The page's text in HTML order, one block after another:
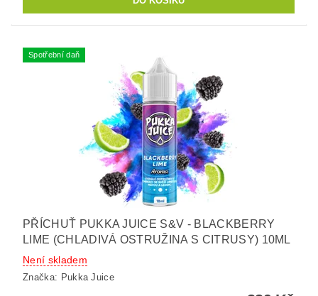
Spotřební daň
PŘÍCHUŤ PUKKA JUICE S&V - BLACKBERRY
LIME (CHLADIVÁ OSTRUŽINA S CITRUSY) 10ML
Není skladem
Značka: Pukka Juice